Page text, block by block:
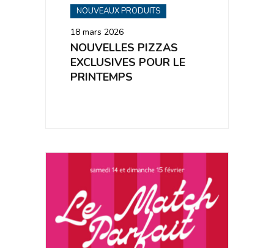
NOUVEAUX PRODUITS
18 mars 2026
NOUVELLES PIZZAS
EXCLUSIVES POUR LE
PRINTEMPS